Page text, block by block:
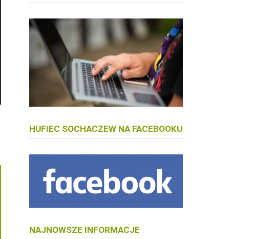
HUFIEC SOCHACZEW NA FACEBOOKU
NAJNOWSZE INFORMACJE